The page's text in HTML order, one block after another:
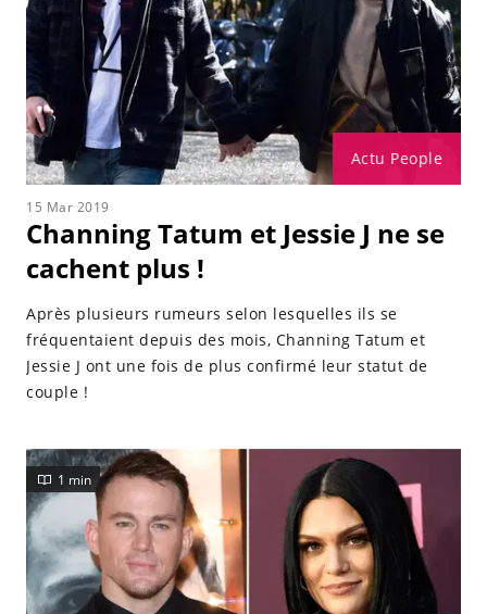
Actu People
15 Mar 2019
Channing Tatum et Jessie J ne se
cachent plus !
Après plusieurs rumeurs selon lesquelles ils se
fréquentaient depuis des mois, Channing Tatum et
Jessie J ont une fois de plus confirmé leur statut de
couple !
1 min